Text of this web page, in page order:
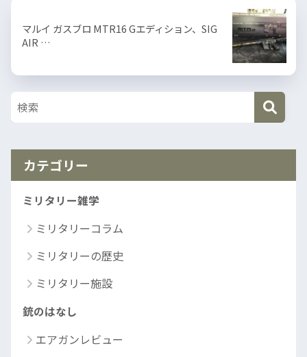
マルイ ガスブロ MTR16 Gエディション、SIG
AIR …
カテゴリー
ミリタリー雑学
ミリタリーコラム
ミリタリーの歴史
ミリタリー施設
銃のはなし
エアガンレビュー